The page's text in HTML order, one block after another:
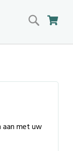
Search
aan met uw